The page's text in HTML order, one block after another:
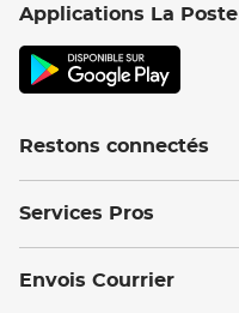
Applications La Poste
Restons connectés
Services Pros
Envois Courrier